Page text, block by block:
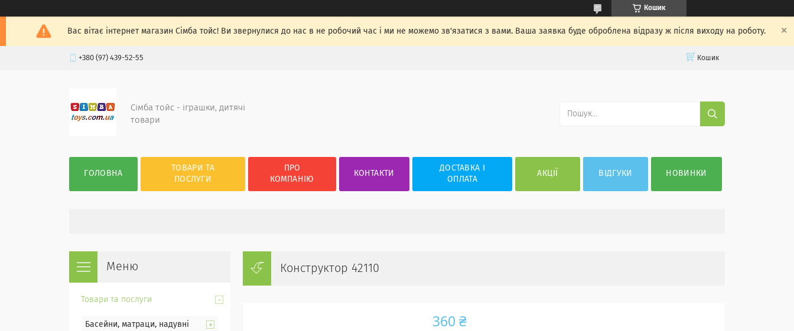
Кошик
Вас вітає інтернет магазин Сімба тойс! Ви звернулися до нас в не робочий час і ми не можемо зв'язатися з вами. Ваша заявка буде оброблена відразу ж після виходу на роботу.
+380 (97) 439-52-55 Кошик
Сімба тойс - іграшки, дитячі
товари
ГОЛОВНА
ТОВАРИ ТА
ПОСЛУГИ
ПРО
КОМПАНІЮ
КОНТАКТИ
ДОСТАВКА І
ОПЛАТА
АКЦІЇ ВІДГУКИ НОВИНКИ
Конструктор 42110
360 ₴
Товари та послуги
Басейни, матраци, надувні